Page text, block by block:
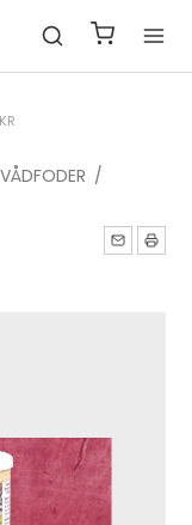
VÅDFODER /